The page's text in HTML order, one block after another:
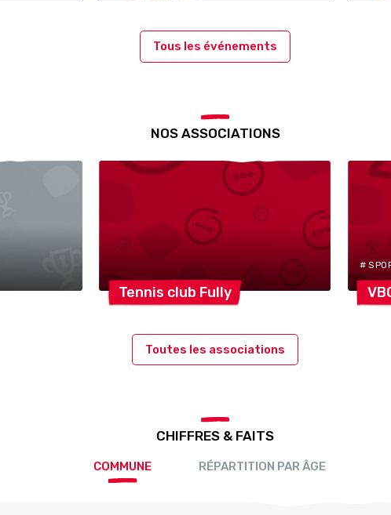
Tous les événements
NOS ASSOCIATIONS
Tennis club Fully
#
Toutes les associations
CHIFFRES & FAITS
COMMUNE RÉPARTITION PAR ÂGE